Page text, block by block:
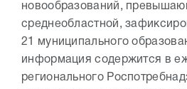
новообразований,
среднеобластной,
21 муниципального
информация содержится в
регионального